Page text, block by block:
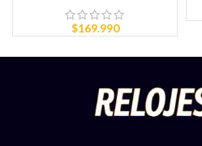
$169.990